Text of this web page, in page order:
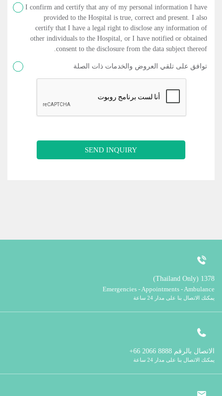
I confirm and certify that any of my personal information I have
provided to the Hospital is true, correct and present. I also
certify that I have a legal right to disclose any information of
other individuals to the Hospital, or I have notified or obtained
consent to the disclosure from the data subject thereof.
توافق على تلقي العروض والخدمات ذات الصلة
SEND INQUIRY
1378 (Thailand Only)
Emergencies - Appointments - Ambulance
يمكنك الاتصال بنا على مدار 24 ساعة
الاتصال بالرقم
يمكنك الاتصال بنا على مدار 24 ساعة